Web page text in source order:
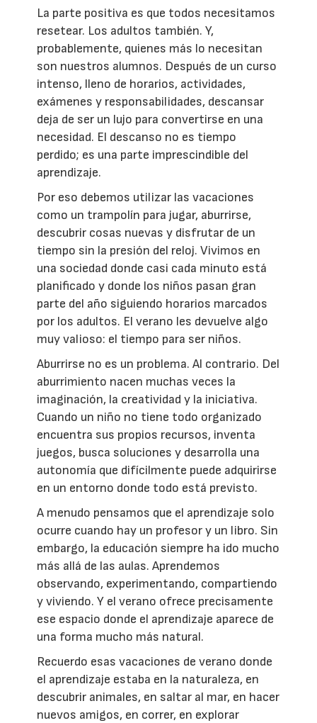
La parte positiva es que todos necesitamos
resetear. Los adultos también. Y,
probablemente, quienes más lo necesitan
son nuestros alumnos. Después de un curso
intenso, lleno de horarios, actividades,
exámenes y responsabilidades, descansar
deja de ser un lujo para convertirse en una
necesidad. El descanso no es tiempo
perdido; es una parte imprescindible del
aprendizaje.
Por eso debemos utilizar las vacaciones
como un trampolín para jugar, aburrirse,
descubrir cosas nuevas y disfrutar de un
tiempo sin la presión del reloj. Vivimos en
una sociedad donde casi cada minuto está
planificado y donde los niños pasan gran
parte del año siguiendo horarios marcados
por los adultos. El verano les devuelve algo
muy valioso: el tiempo para ser niños.
Aburrirse no es un problema. Al contrario. Del
aburrimiento nacen muchas veces la
imaginación, la creatividad y la iniciativa.
Cuando un niño no tiene todo organizado
encuentra sus propios recursos, inventa
juegos, busca soluciones y desarrolla una
autonomía que difícilmente puede adquirirse
en un entorno donde todo está previsto.
A menudo pensamos que el aprendizaje solo
ocurre cuando hay un profesor y un libro. Sin
embargo, la educación siempre ha ido mucho
más allá de las aulas. Aprendemos
observando, experimentando, compartiendo
y viviendo. Y el verano ofrece precisamente
ese espacio donde el aprendizaje aparece de
una forma mucho más natural.
Recuerdo esas vacaciones de verano donde
el aprendizaje estaba en la naturaleza, en
descubrir animales, en saltar al mar, en hacer
nuevos amigos, en correr, en explorar